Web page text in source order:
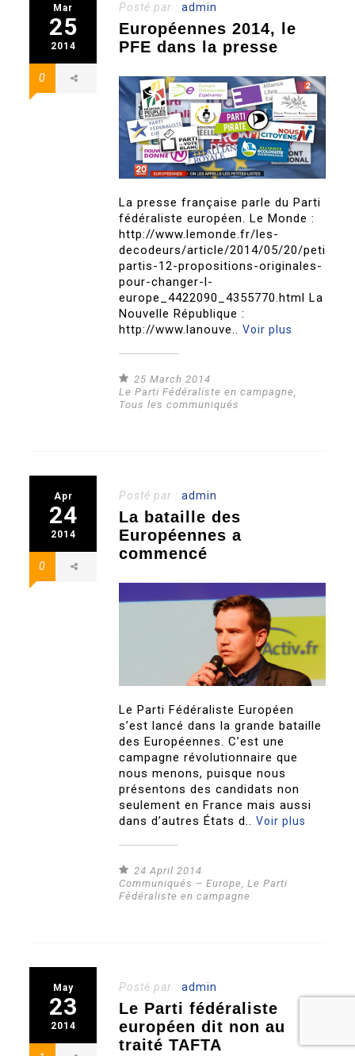
Mar
25
2014
0
Posté par :admin
Européennes 2014, le
PFE dans la presse
La presse française parle du Parti
fédéraliste européen. Le Monde :
http://www.lemonde.fr/les-
decodeurs/article/2014/05/20/petits-
partis-12-propositions-originales-
pour-changer-l-
europe_4422090_4355770.html La
Nouvelle République :
http://www.lanouve..Voir plus
25 March 2014
Le Parti Fédéraliste en campagne,
Tous les communiqués
Apr
24
2014
0
Posté par :admin
La bataille des
Européennes a
commencé
Le Parti Fédéraliste Européen
s’est lancé dans la grande bataille
des Européennes. C’est une
campagne révolutionnaire que
nous menons, puisque nous
présentons des candidats non
seulement en France mais aussi
dans d’autres États d..Voir plus
24 April 2014
Communiqués – Europe,Le Parti
Fédéraliste en campagne
May
23
2014
Posté par :admin
Le Parti fédéraliste
européen dit non au
traité TAFTA